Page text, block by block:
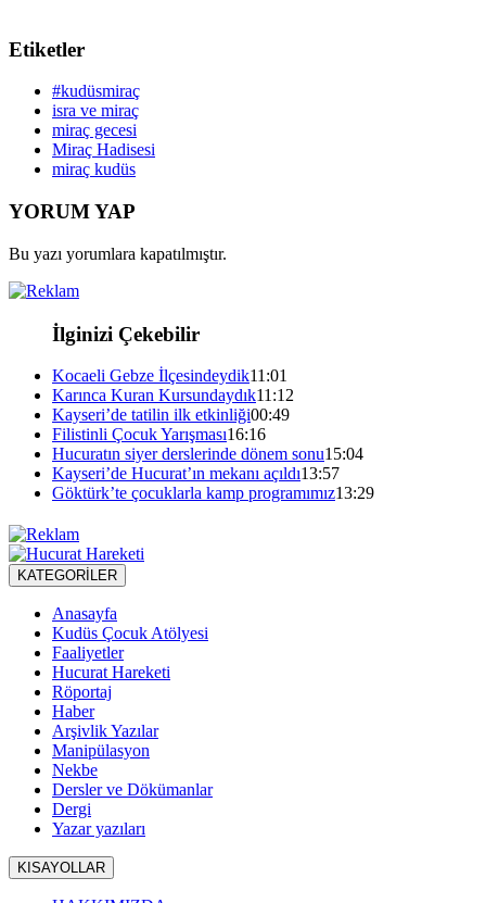
Etiketler
#kudüsmiraç
isra ve miraç
miraç gecesi
Miraç Hadisesi
miraç kudüs
YORUM YAP
Bu yazı yorumlara kapatılmıştır.
İlginizi Çekebilir
Kocaeli Gebze İlçesindeydik11:01
Karınca Kuran Kursundaydık11:12
Kayseri’de tatilin ilk etkinliği00:49
Filistinli Çocuk Yarışması16:16
Hucuratın siyer derslerinde dönem sonu15:04
Kayseri’de Hucurat’ın mekanı açıldı13:57
Göktürk’te çocuklarla kamp programımız13:29
KATEGORİLER
Anasayfa
Kudüs Çocuk Atölyesi
Faaliyetler
Hucurat Hareketi
Röportaj
Haber
Arşivlik Yazılar
Manipülasyon
Nekbe
Dersler ve Dökümanlar
Dergi
Yazar yazıları
KISAYOLLAR